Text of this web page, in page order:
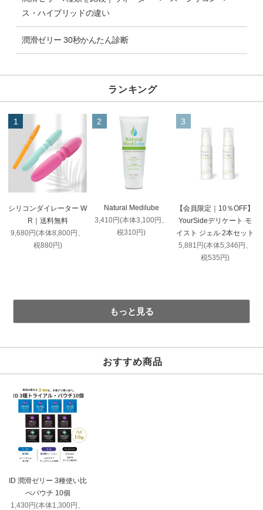
ス・ハイブリッドの違い
潤滑ゼリー 30秒かんたん診断
ランキング
1
シリコンダイレーター W
R｜送料無料
9,680円(本体8,800円、
税880円)
2
Natural Medilube
3,410円(本体3,100円、
税310円)
3
【会員限定｜10％OFF】
YourSideデリケート モ
イスト ジェル 2本セット
5,881円(本体5,346円、
税535円)
もっと見る
おすすめ商品
ID 潤滑ゼリー 3種使い比
べパウチ 10個
1,430円(本体1,300円、